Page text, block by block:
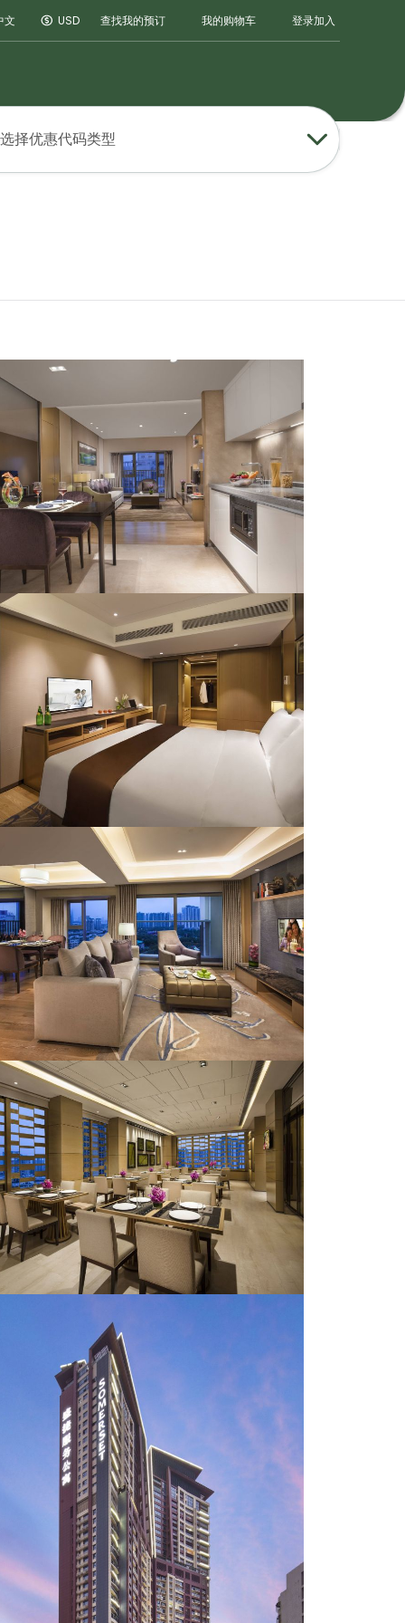
文 USD 查找我的预订 我的购物车 登录加入
选择优惠代码类型